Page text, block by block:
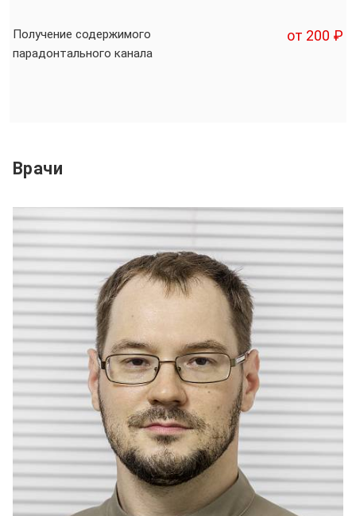
Получение содержимого
парадонтального канала
от 200 ₽
Врачи